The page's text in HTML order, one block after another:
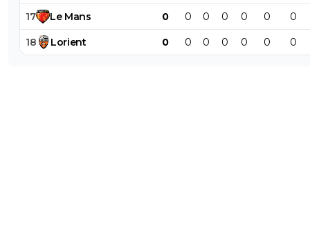
17 Le Mans 0 0 0 0 0 0 0
18 Lorient 0 0 0 0 0 0 0